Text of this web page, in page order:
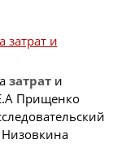
затрат и
затрати
Прищенко
Низовкина